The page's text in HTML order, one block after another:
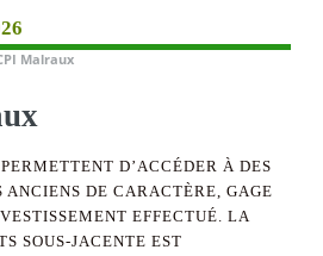
Malraux
D’ACCÉDER À DES
DE CARACTÈRE, GAGE
EFFECTUÉ. LA
SOUS-JACENTE EST